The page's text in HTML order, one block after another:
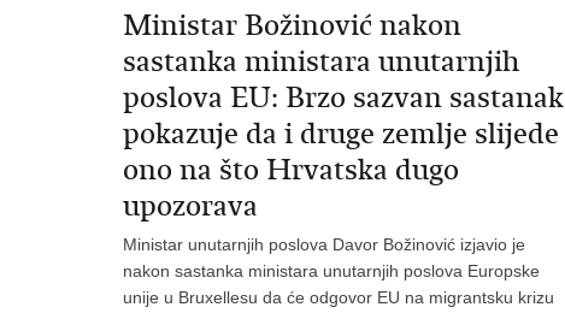
Ministar Božinović nakon
sastanka ministara unutarnjih
poslova EU: Brzo sazvan sastanak
pokazuje da i druge zemlje slijede
ono na što Hrvatska dugo
upozorava
Ministar unutarnjih poslova Davor Božinović izjavio je
nakon sastanka ministara unutarnjih poslova Europske
unije u Bruxellesu da će odgovor EU na migrantsku krizu